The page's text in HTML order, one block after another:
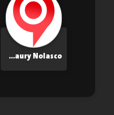
Amaury Nolasco